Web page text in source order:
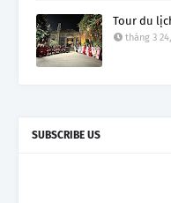
Tour du
tháng 3
SUBSCRIBE US